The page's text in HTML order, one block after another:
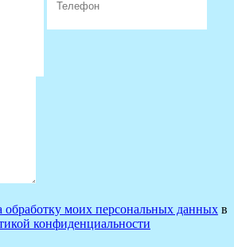
обработку моих персональных данных в
конфиденциальности